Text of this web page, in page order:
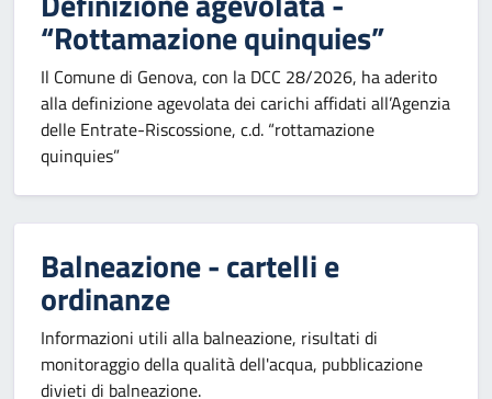
“Rottamazione quinquies”
Il Comune di Genova, con la DCC 28/2026, ha aderito
alla definizione agevolata dei carichi affidati all’Agenzia
delle Entrate-Riscossione, c.d. “rottamazione
quinquies”
Balneazione - cartelli e
ordinanze
Informazioni utili alla balneazione, risultati di
monitoraggio della qualità dell'acqua, pubblicazione
divieti di balneazione.